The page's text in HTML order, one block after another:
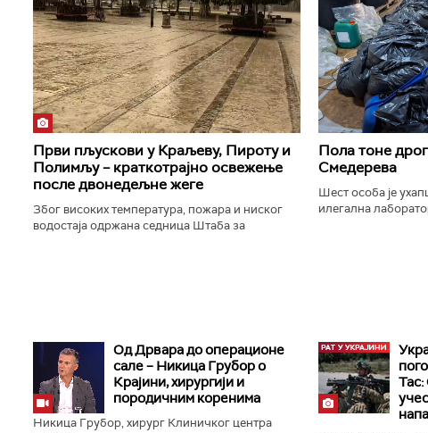
Први пљускови у Краљеву, Пироту и
Полимљу – краткотрајно освежење
после двонедељне жеге
Због високих температура, пожара и ниског
водостаја одржана седница Штаба за
Пола тоне
Смедерева
Шест особа је
илегална
Од Дрвара до операционе
сале – Никица Грубор о
Крајини, хирургији и
породичним коренима
Никица Грубор, хирург Клиничког центра